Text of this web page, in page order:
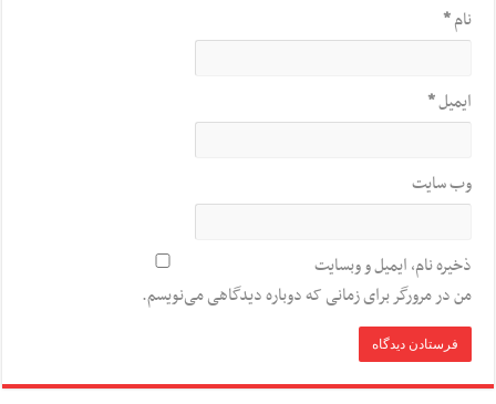
نام*
ایمیل*
وب‌ سایت
ذخیره نام، ایمیل و وبسایت
من در مرورگر برای زمانی که دوباره دیدگاهی می‌نویسم.